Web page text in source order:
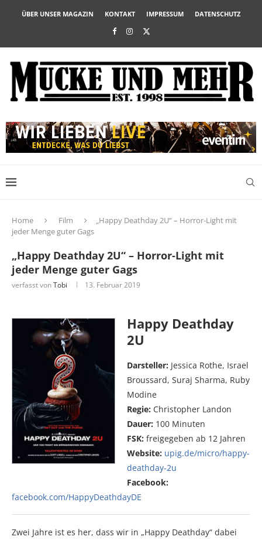
ÜBER UNSER MAGAZIN KONTAKT IMPRESSUM DATENSCHUTZ
Home Film
„Happy Deathday 2U“ – Horror-Light mit
jeder Menge guter Gags
„Happy Deathday 2U“ – Horror-Light mit
jeder Menge guter Gags
verfasst vonTobi 13. Februar 2019
Happy Deathday
2U
Darsteller: Jessica Rothe, Israel
Broussard, Suraj Sharma, Ruby
Modine
Regie: Christopher Landon
Dauer: 100 Minuten
FSK: freigegeben ab 12 Jahren
Website: upig.de/micro/happy-
deathday-2u
Facebook:
facebook.com/HappyDeathdayDE
Zwei Jahre ist es her, dass wir in „Happy Deathday“ dabei